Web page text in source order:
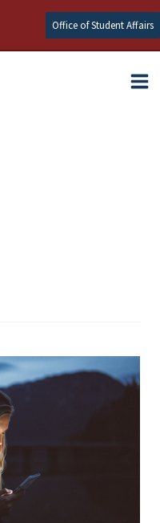
Office of Student Affairs